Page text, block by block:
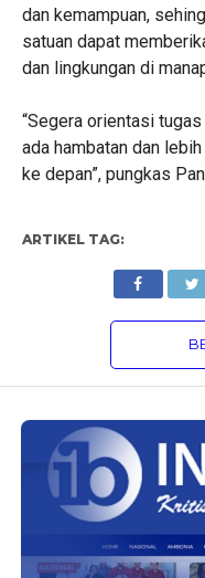
dan kemampuan,
satuan dapat
dan lingkungan di
“Segera orientasi
ada hambatan dan
ke depan”, pungkas
ARTIKEL TAG: